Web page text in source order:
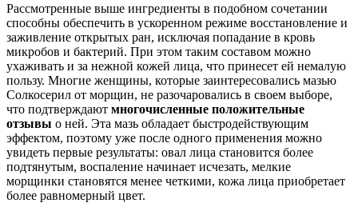
Рассмотренные выше ингредиенты в подобном сочетании
способны обеспечить в ускоренном режиме восстановление и
заживление открытых ран, исключая попадание в кровь
микробов и бактерий. При этом таким составом можно
ухаживать и за нежной кожей лица, что принесет ей немалую
пользу. Многие женщины, которые заинтересовались мазью
Солкосерил от морщин, не разочаровались в своем выборе,
что подтверждают многочисленные положительные
отзывы о ней. Эта мазь обладает быстродействующим
эффектом, поэтому уже после одного применения можно
увидеть первые результаты: овал лица становится более
подтянутым, воспаление начинает исчезать, мелкие
морщинки становятся менее четкими, кожа лица приобретает
более равномерный цвет.